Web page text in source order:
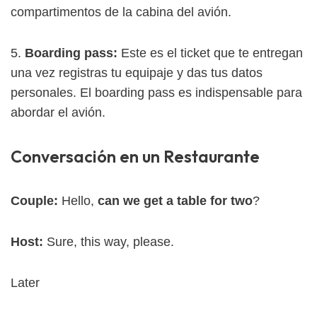
compartimentos de la cabina del avión.
5. Boarding pass: Este es el ticket que te entregan
una vez registras tu equipaje y das tus datos
personales. El boarding pass es indispensable para
abordar el avión.
Conversación en un Restaurante
Couple: Hello, can we get a table for two?
Host: Sure, this way, please.
Later